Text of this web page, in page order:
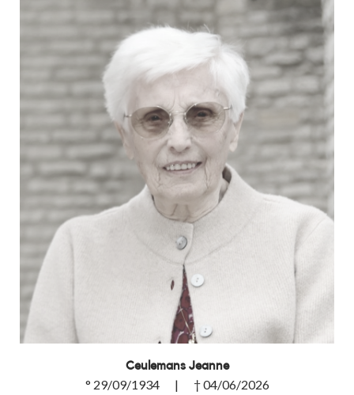
Ceulemans Jeanne
° 29/09/1934 | † 04/06/2026